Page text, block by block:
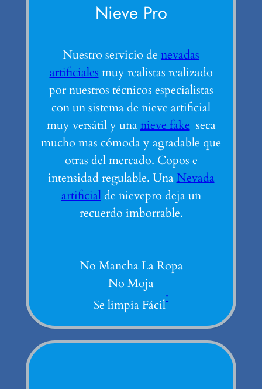
Nieve Pro
Nuestro servicio de nevadas
artificiales muy realistas realizado
por nuestros técnicos especialistas
con un sistema de nieve artificial
muy versátil y una nieve fake seca
mucho mas cómoda y agradable que
otras del mercado. Copos e
intensidad regulable. Una Nevada
artificialde nievepro deja un
recuerdo imborrable.
No Mancha La Ropa
No Moja
Se limpia Fácil*